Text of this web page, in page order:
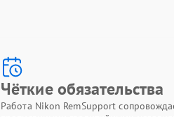
Чёткие обязательства
Работа Nikon RemSupport